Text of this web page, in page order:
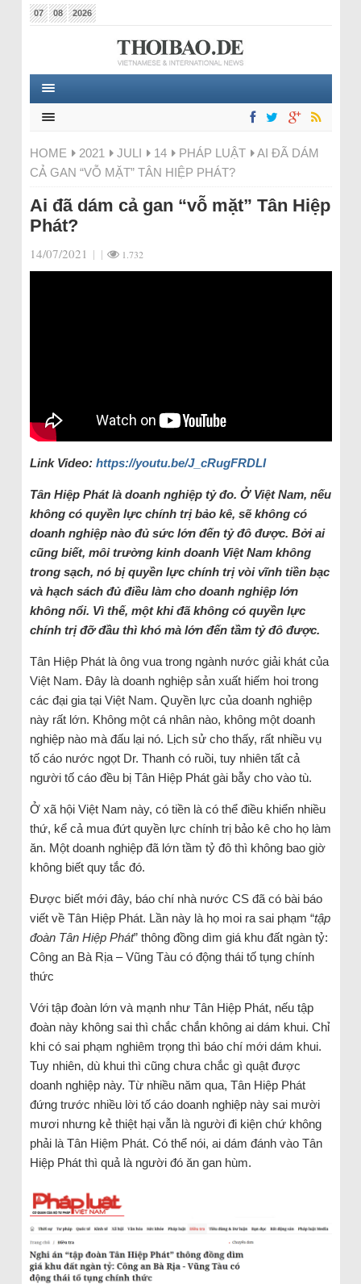
07 08 2026
HOME 2021 JULI 14 PHÁP LUẬT
AI ĐÃ DÁM
CẢ GAN “VỖ MẶT” TÂN HIỆP PHÁT?
Ai đã dám cả gan “vỗ mặt” Tân Hiệp
Phát?
14/07/2021 | | 1.732
Link Video: https://youtu.be/J_cRugFRDLI
Tân Hiệp Phát là doanh nghiệp tỷ đo. Ở Việt Nam, nếu
không có quyền lực chính trị bảo kê, sẽ không có
doanh nghiệp nào đủ sức lớn đến tỷ đô được. Bởi ai
cũng biết, môi trường kinh doanh Việt Nam không
trong sạch, nó bị quyền lực chính trị vòi vĩnh tiền bạc
và hạch sách đủ điều làm cho doanh nghiệp lớn
không nổi. Vì thế, một khi đã không có quyền lực
chính trị đỡ đầu thì khó mà lớn đến tầm tỷ đô được.
Tân Hiệp Phát là ông vua trong ngành nước giải khát của
Việt Nam. Đây là doanh nghiệp sản xuất hiếm hoi trong
các đại gia tại Việt Nam. Quyền lực của doanh nghiệp
này rất lớn. Không một cá nhân nào, không một doanh
nghiệp nào mà đấu lại nó. Lịch sử cho thấy, rất nhiều vụ
tố cáo nước ngọt Dr. Thanh có ruồi, tuy nhiên tất cả
người tố cáo đều bị Tân Hiệp Phát gài bẫy cho vào tù.
Ở xã hội Việt Nam này, có tiền là có thể điều khiển nhiều
thứ, kể cả mua đứt quyền lực chính trị bảo kê cho họ làm
ăn. Một doanh nghiệp đã lớn tầm tỷ đô thì không bao giờ
không biết quy tắc đó.
Được biết mới đây, báo chí nhà nước CS đã có bài báo
viết về Tân Hiệp Phát. Lần này là họ moi ra sai phạm “tập
đoàn Tân Hiệp Phát” thông đồng dìm giá khu đất ngàn tỷ:
Công an Bà Rịa – Vũng Tàu có động thái tố tụng chính
thức
Với tập đoàn lớn và mạnh như Tân Hiệp Phát, nếu tập
đoàn này không sai thì chắc chắn không ai dám khui. Chỉ
khi có sai phạm nghiêm trọng thì báo chí mới dám khui.
Tuy nhiên, dù khui thì cũng chưa chắc gì quật được
doanh nghiệp này. Từ nhiều năm qua, Tân Hiệp Phát
đứng trước nhiều lời tố cáo doanh nghiệp này sai mười
mươi nhưng kẻ thiệt hại vẫn là người đi kiện chứ không
phải là Tân Hiệm Phát. Có thể nói, ai dám đánh vào Tân
Hiệp Phát thì quả là người đó ăn gan hùm.